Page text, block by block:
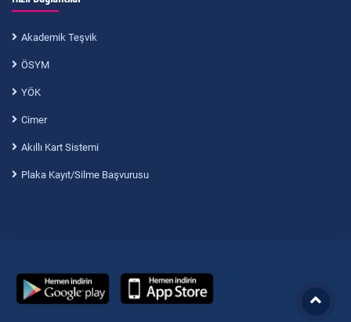
Akademik Teşvik
ÖSYM
YÖK
Cimer
Akıllı Kart Sistemi
Plaka Kayıt/Silme Başvurusu